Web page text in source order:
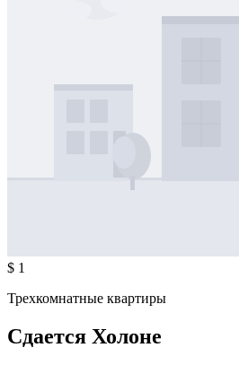
$ 1
Трехкомнатные квартиры
Сдается Холоне